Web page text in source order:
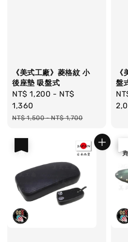
《美式工廠》菱格紋 小
後座墊 吸盤式
Sale
price
NT$ 1,200 - NT$
1,360
Regular
NT$ 1,500-NT$ 1,700
盤